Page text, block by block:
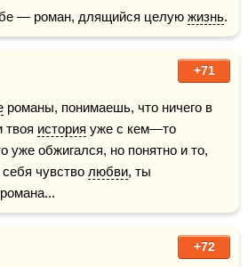
— роман, длящийся целую жизнь.
+71
романы, понимаешь, что ничего в
твоя история уже с кем—то
уже обжигался, но понятно и то,
чувство любви, ты
+72